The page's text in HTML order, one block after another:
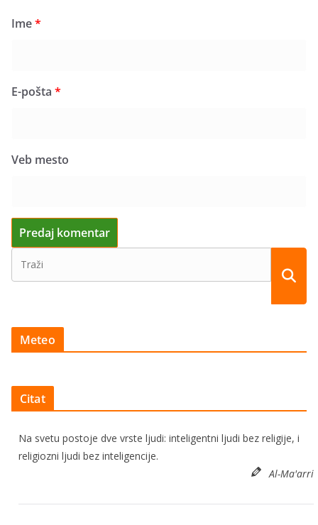
Ime*
E-pošta *
Veb mesto
Meteo
Citat
Na svetu postoje dve vrste ljudi: inteligentni ljudi bez religije, i
religiozni ljudi bez inteligencije.
Al-Ma'arri